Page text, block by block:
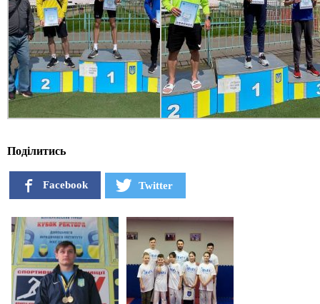
Поділитись
Facebook Twitter